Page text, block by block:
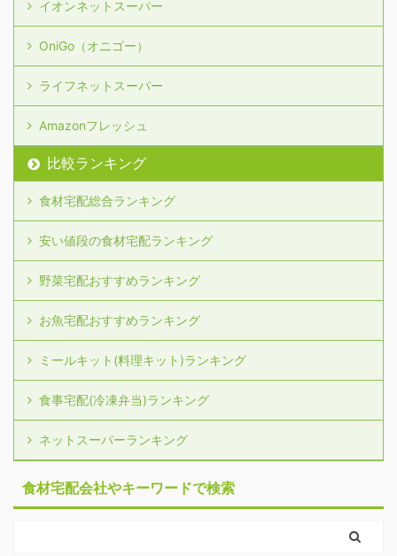
イオンネットスーパー
OniGo（オニゴー）
ライフネットスーパー
Amazonフレッシュ
比較ランキング
食材宅配総合ランキング
安い値段の食材宅配ランキング
野菜宅配おすすめランキング
お魚宅配おすすめランキング
ミールキット(料理キット)ランキング
食事宅配(冷凍弁当)ランキング
ネットスーパーランキング
食材宅配会社やキーワードで検索